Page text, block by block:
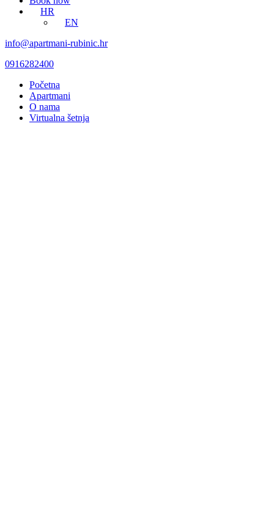
HR
EN
info@apartmani-rubinic.hr
0916282400
Početna
Apartmani
O nama
Virtualna šetnja